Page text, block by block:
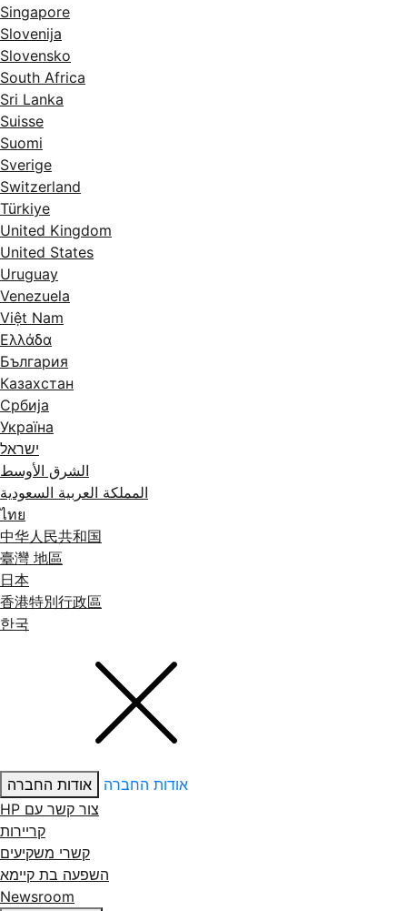
Singapore
Slovenija
Slovensko
South Africa
Sri Lanka
Suisse
Suomi
Sverige
Switzerland
Türkiye
United Kingdom
United States
Uruguay
Venezuela
Việt Nam
Ελλάδα
България
Казахстан
Србија
Україна
ישראל
الشرق الأوسط
المملكة العربية السعودية
ไทย
中华人民共和国
臺灣 地區
日本
香港特別行政區
한국
אודות החברה
אודות החברה
צור קשר עם ‏HP
קריירות
קשרי משקיעים
השפעה בת קיימא
Newsroom